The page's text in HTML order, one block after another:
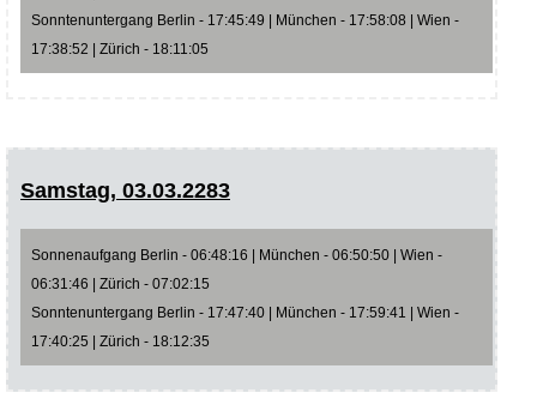
Sonntenuntergang Berlin - 17:45:49 | München - 17:58:08 | Wien -
17:38:52 | Zürich - 18:11:05
Samstag, 03.03.2283
Sonnenaufgang Berlin - 06:48:16 | München - 06:50:50 | Wien -
06:31:46 | Zürich - 07:02:15
Sonntenuntergang Berlin - 17:47:40 | München - 17:59:41 | Wien -
17:40:25 | Zürich - 18:12:35